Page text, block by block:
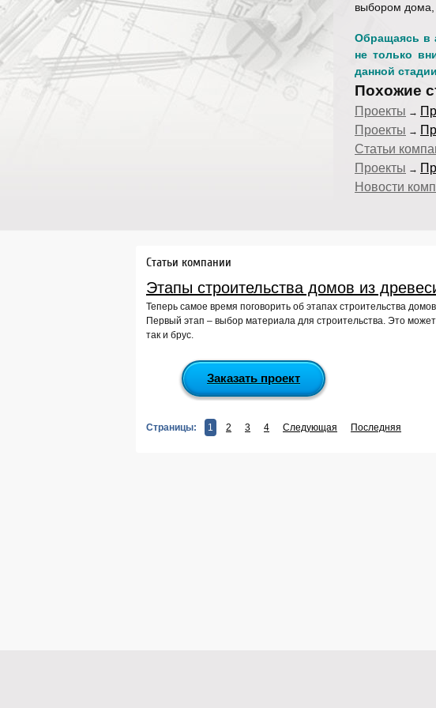
выбором дома,
Обращаясь в
не только
данной
Похожие
Проекты →
Проекты →
Статьи
Проекты →
Новости
Статьи компании
Этапы строительства домов из
Теперь самое время поговорить об этапах строительства
Первый этап – выбор материала для строительства. Это может
так и брус.
Заказать проект
Страницы: 1 2 3 4 Следующая Последняя